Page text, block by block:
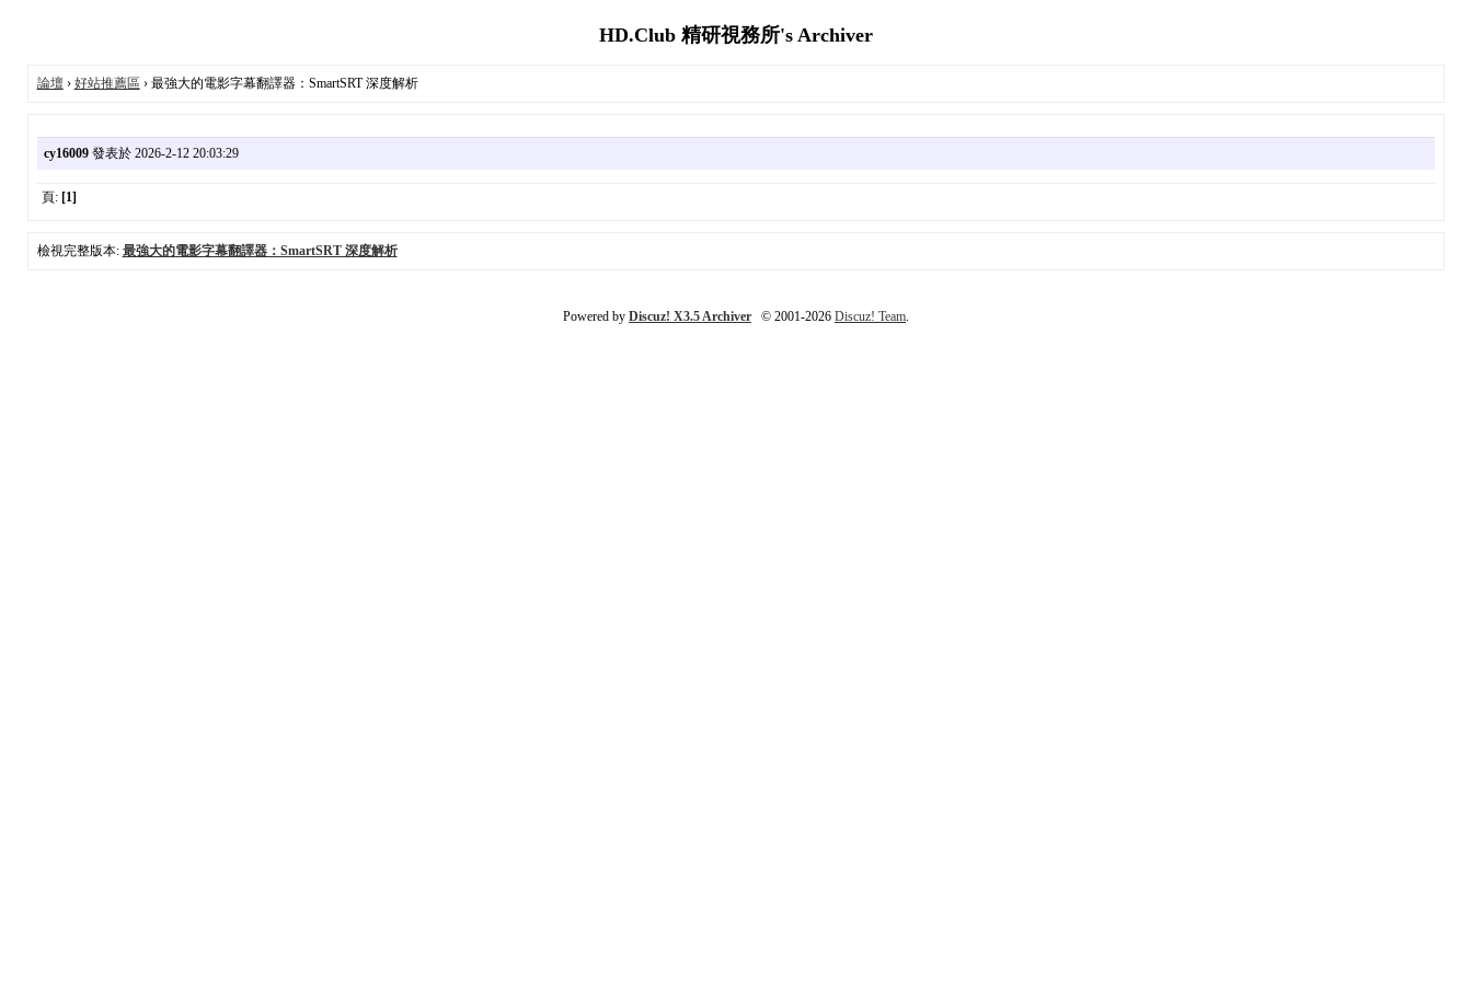
HD.Club 精研視務所's Archiver
論壇› 好站推薦區 › 最強大的電影字幕翻譯器：SmartSRT 深度解析
cy16009發表於 2026-2-12 20:03:29
頁: [1]
檢視完整版本: 最強大的電影字幕翻譯器：SmartSRT 深度解析
Powered by Discuz! X3.5 Archiver © 2001-2026 Discuz! Team.